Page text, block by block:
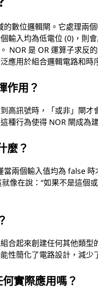
數位邏輯閘。它處理兩
輸入均為低電位 (0)，則
NOR 是 OR 運算子求反
應用於組合邏輯電路和時
作用？
高訊號時，「或非」閘
種行為使得 NOR 閘成為
麼？
兩個輸入值均為 false
像在說：“如果不是這個
起來創建任何其他類型
性簡化了電路設計，減少
實際應用嗎？